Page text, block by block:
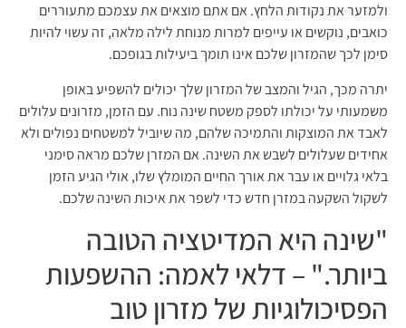
ולמזער את נקודות הלחץ. אם אתם מוצאים את עצמכם מתעוררים
כואבים, נוקשים או עייפים למרות מנוחת לילה מלאה, זה עשוי להיות
סימן לכך שהמזרון שלכם אינו תומך ביעילות בגופכם.
יתרה מכך, הגיל והמצב של המזרון שלך יכולים להשפיע באופן
משמעותי על יכולתו לספק משטח שינה נוח. עם הזמן, מזרונים עלולים
לאבד את המוצקות והתמיכה שלהם, מה שיוביל למשטחים נפולים ולא
אחידים שעלולים לשבש את השינה. אם המזרן שלכם מראה סימני
בלאי גלויים או עבר את אורך החיים המומלץ שלו, אולי הגיע הזמן
לשקול השקעה במזרן חדש כדי לשפר את איכות השינה שלכם.
"שינה היא המדיטציה הטובה
ביותר." – דלאי לאמה: ההשפעות
הפסיכולוגיות של מזרון טוב